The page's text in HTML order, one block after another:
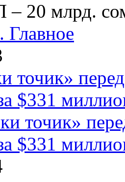
20 млрд.
Главное
точик»
$331